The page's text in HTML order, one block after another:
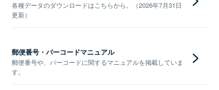
各種データのダウンロードはこちらから。（2026年7月31日
更新）
郵便番号・バーコードマニュアル
郵便番号や、バーコードに関するマニュアルを掲載していま
す。